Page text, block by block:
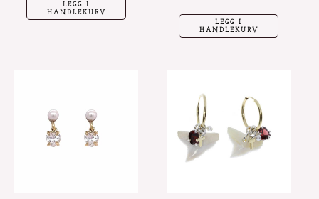
LEGG I
HANDLEKURV
LEGG I
HANDLEKURV